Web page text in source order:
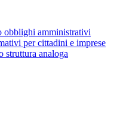
obblighi amministrativi
per cittadini e imprese
struttura analoga